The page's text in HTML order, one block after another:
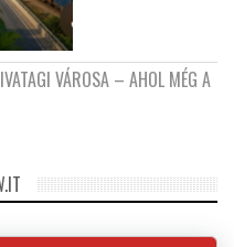
VÁROSA – AHOL MÉG A